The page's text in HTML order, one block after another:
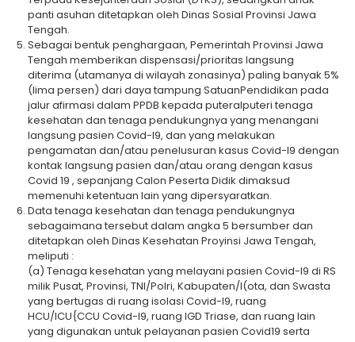
panti asuhan ditetapkan oleh Dinas Sosial Provinsi Jawa
Tengah.
Sebagai bentuk penghargaan, Pemerintah Provinsi Jawa
Tengah memberikan dispensasi/prioritas langsung
diterima (utamanya di wilayah zonasinya) paling banyak 5%
(lima persen) dari daya tampung SatuanPendidikan pada
jalur afirmasi dalam PPDB kepada puteralputeri tenaga
kesehatan dan tenaga pendukungnya yang menangani
langsung pasien Covid-l9, dan yang melakukan
pengamatan dan/atau penelusuran kasus Covid-l9 dengan
kontak langsung pasien dan/atau orang dengan kasus
Covid 19 , sepanjang Calon Peserta Didik dimaksud
memenuhi ketentuan lain yang dipersyaratkan.
Data tenaga kesehatan dan tenaga pendukungnya
sebagaimana tersebut dalam angka 5 bersumber dan
ditetapkan oleh Dinas Kesehatan Proyinsi Jawa Tengah,
meliputi :
(a) Tenaga kesehatan yang melayani pasien Covid-l9 di RS
milik Pusat, Provinsi, TNI/Polri, Kabupaten/I(ota, dan Swasta
yang bertugas di ruang isolasi Covid-l9, ruang
HCU/ICU{CCU Covid-l9, ruang IGD Triase, dan ruang lain
yang digunakan untuk pelayanan pasien Covid19 serta